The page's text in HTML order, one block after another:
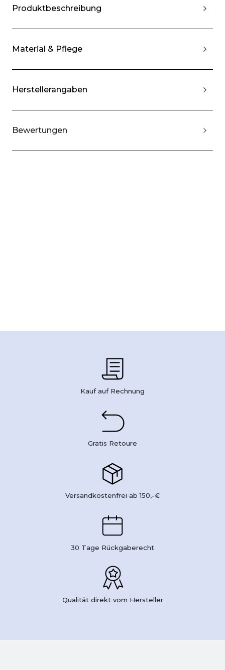
Produktbeschreibung
Material & Pflege
Herstellerangaben
Bewertungen
Kauf auf Rechnung
Gratis Retoure
Versandkostenfrei ab 150,-€
30 Tage Rückgaberecht
Qualität direkt vom Hersteller